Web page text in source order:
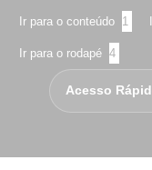
Ir para o conteúdo 1
Ir para o rodapé 4
Acesso